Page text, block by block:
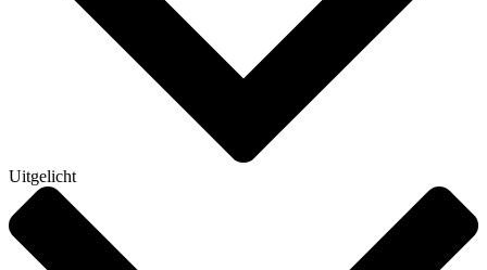
Uitgelicht